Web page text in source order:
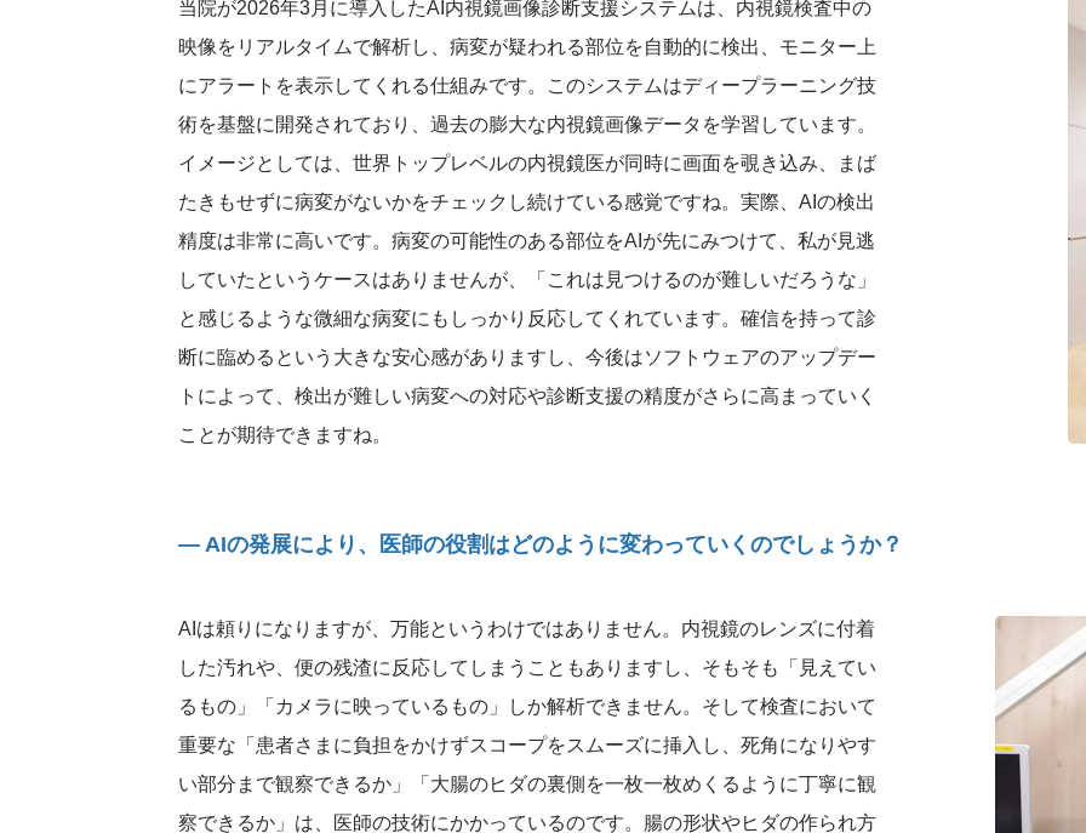
当院が2026年3月に導入したAI内視鏡画像診断支援システムは、内視鏡検査中の
映像をリアルタイムで解析し、病変が疑われる部位を自動的に検出、モニター上
にアラートを表示してくれる仕組みです。このシステムはディープラーニング技
術を基盤に開発されており、過去の膨大な内視鏡画像データを学習しています。
イメージとしては、世界トップレベルの内視鏡医が同時に画面を覗き込み、まば
たきもせずに病変がないかをチェックし続けている感覚ですね。実際、AIの検出
精度は非常に高いです。病変の可能性のある部位をAIが先にみつけて、私が見逃
していたというケースはありませんが、「これは見つけるのが難しいだろうな」
と感じるような微細な病変にもしっかり反応してくれています。確信を持って診
断に臨めるという大きな安心感がありますし、今後はソフトウェアのアップデー
トによって、検出が難しい病変への対応や診断支援の精度がさらに高まっていく
ことが期待できますね。
― AIの発展により、医師の役割はどのように変わっていくのでしょうか？
AIは頼りになりますが、万能というわけではありません。内視鏡のレンズに付着
した汚れや、便の残渣に反応してしまうこともありますし、そもそも「見えてい
るもの」「カメラに映っているもの」しか解析できません。そして検査において
重要な「患者さまに負担をかけずスコープをスムーズに挿入し、死角になりやす
い部分まで観察できるか」「大腸のヒダの裏側を一枚一枚めくるように丁寧に観
察できるか」は、医師の技術にかかっているのです。腸の形状やヒダの作られ方